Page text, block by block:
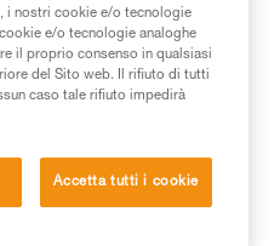
i nostri cookie e/o tecnologie
e/o tecnologie analoghe
il proprio consenso in qualsiasi
del Sito web. Il rifiuto di tutti
caso tale rifiuto impedirà
Accetta tutti i cookie